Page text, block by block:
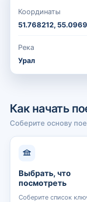
Координаты
51.768212,
Река
Урал
Как начать
Соберите основу
Выбрать, что
посмотреть
Соберите список